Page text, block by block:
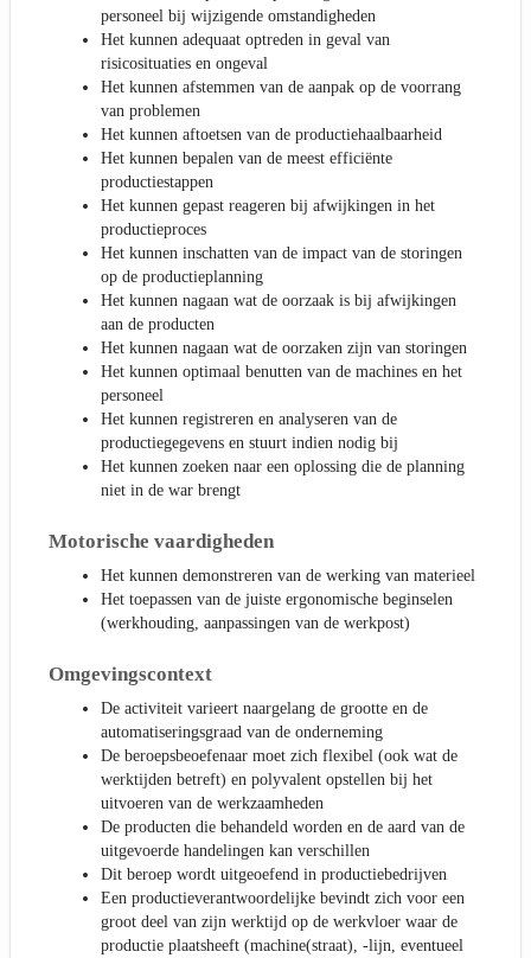
personeel bij wijzigende omstandigheden
Het kunnen adequaat optreden in geval van
risicosituaties en ongeval
Het kunnen afstemmen van de aanpak op de voorrang
van problemen
Het kunnen aftoetsen van de productiehaalbaarheid
Het kunnen bepalen van de meest efficiënte
productiestappen
Het kunnen gepast reageren bij afwijkingen in het
productieproces
Het kunnen inschatten van de impact van de storingen
op de productieplanning
Het kunnen nagaan wat de oorzaak is bij afwijkingen
aan de producten
Het kunnen nagaan wat de oorzaken zijn van storingen
Het kunnen optimaal benutten van de machines en het
personeel
Het kunnen registreren en analyseren van de
productiegegevens en stuurt indien nodig bij
Het kunnen zoeken naar een oplossing die de planning
niet in de war brengt
Motorische vaardigheden
Het kunnen demonstreren van de werking van materieel
Het toepassen van de juiste ergonomische beginselen
(werkhouding, aanpassingen van de werkpost)
Omgevingscontext
De activiteit varieert naargelang de grootte en de
automatiseringsgraad van de onderneming
De beroepsbeoefenaar moet zich flexibel (ook wat de
werktijden betreft) en polyvalent opstellen bij het
uitvoeren van de werkzaamheden
De producten die behandeld worden en de aard van de
uitgevoerde handelingen kan verschillen
Dit beroep wordt uitgeoefend in productiebedrijven
Een productieverantwoordelijke bevindt zich voor een
groot deel van zijn werktijd op de werkvloer waar de
productie plaatsheeft (machine(straat), -lijn, eventueel